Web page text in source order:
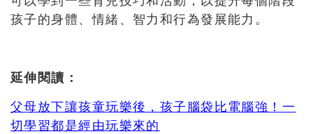
孩子的身體、情緒、智力和行為發展能力。
延伸閱讀：
父母放下讓孩童玩樂後，孩子腦袋比電腦強！一
切學習都是經由玩樂來的